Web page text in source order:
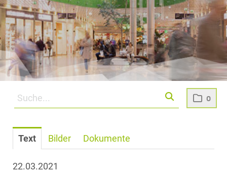
0
Text Bilder Dokumente
22.03.2021